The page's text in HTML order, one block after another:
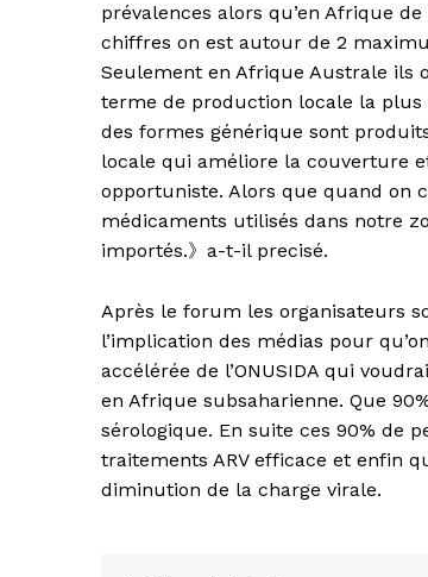
prévalences alors qu’en Afrique
chiffres on est autour de 2
Seulement en Afrique Australe ils
terme de production locale la plus
des formes générique sont
locale qui améliore la couverture
opportuniste. Alors que quand on
médicaments utilisés dans notre
importés.》a-t-il precisé.
Après le forum les organisateurs
l’implication des médias pour
accélérée de l’ONUSIDA qui
en Afrique subsaharienne. Que
sérologique. En suite ces 90% de
traitements ARV efficace et enfin
diminution de la charge virale.